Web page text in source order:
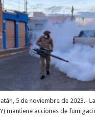
5 de noviembre de 2023.-
mantiene acciones de